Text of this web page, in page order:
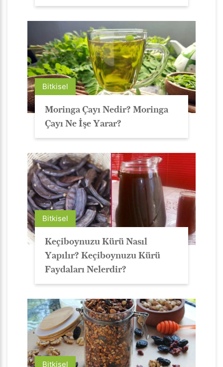
Bitkisel
Moringa Çayı Nedir? Moringa
Çayı Ne İşe Yarar?
Bitkisel
Keçiboynuzu Kürü Nasıl
Yapılır? Keçiboynuzu Kürü
Faydaları Nelerdir?
Bitkisel